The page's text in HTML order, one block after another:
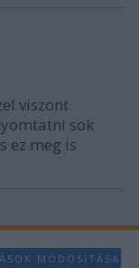
viszont
sok
ez meg is
MÓDOSÍTÁSA